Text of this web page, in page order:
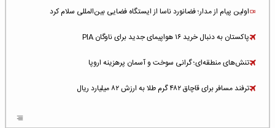
اولین پیام از مدار؛ فضانورد ناسا از ایستگاه فضایی بین‌المللی سلام کرد
پاکستان به دنبال خرید ۱۶ هواپیمای جدید برای ناوگان PIA
تنش‌های منطقه‌ای؛ گرانی سوخت و آسمان پرهزینه اروپا
ترفند مسافر برای قاچاق ۴۸۲ گرم طلا به ارزش ۸۲ میلیارد ریال